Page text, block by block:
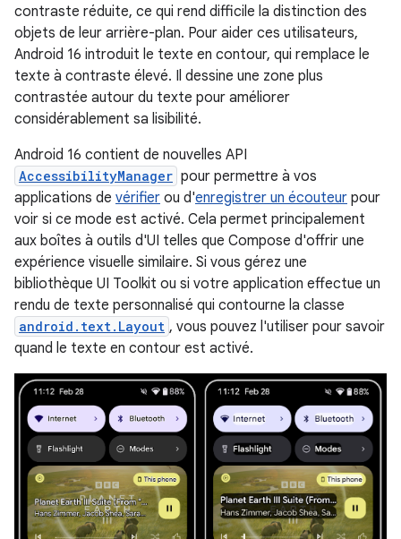
contraste réduite, ce qui rend difficile la distinction des
objets de leur arrière-plan. Pour aider ces utilisateurs,
Android 16 introduit le texte en contour, qui remplace le
texte à contraste élevé. Il dessine une zone plus
contrastée autour du texte pour améliorer
considérablement sa lisibilité.
Android 16 contient de nouvelles API
AccessibilityManager pour permettre à vos
applications de vérifier ou d'enregistrer un écouteur pour
voir si ce mode est activé. Cela permet principalement
aux boîtes à outils d'UI telles que Compose d'offrir une
expérience visuelle similaire. Si vous gérez une
bibliothèque UI Toolkit ou si votre application effectue un
rendu de texte personnalisé qui contourne la classe
android.text.Layout , vous pouvez l'utiliser pour savoir
quand le texte en contour est activé.